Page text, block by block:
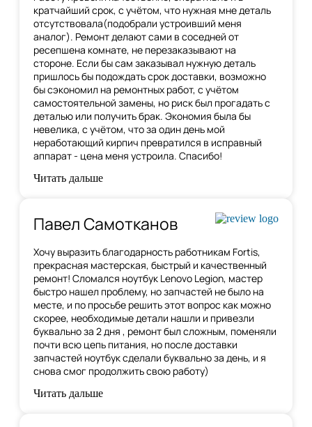
кратчайший срок, с учётом, что нужная мне деталь
отсутствовала(подобрали устроивший меня
аналог). Ремонт делают сами в соседней от
ресепшена комнате, не перезаказывают на
стороне. Если бы сам заказывал нужную деталь
пришлось бы подождать срок доставки, возможно
бы сэкономил на ремонтных работ, с учётом
самостоятельной замены, но риск был прогадать с
деталью или получить брак. Экономия была бы
невелика, с учётом, что за один день мой
неработающий кирпич превратился в исправный
аппарат - цена меня устроила. Спасибо!
Читать дальше
Павел Самотканов
Хочу выразить благодарность работникам Fortis,
прекрасная мастерская, быстрый и качественный
ремонт! Сломался ноутбук Lenovo Legion, мастер
быстро нашел проблему, но запчастей не было на
месте, и по просьбе решить этот вопрос как можно
скорее, необходимые детали нашли и привезли
буквально за 2 дня , ремонт был сложным, поменяли
почти всю цепь питания, но после доставки
запчастей ноутбук сделали буквально за день, и я
снова смог продолжить свою работу)
Читать дальше